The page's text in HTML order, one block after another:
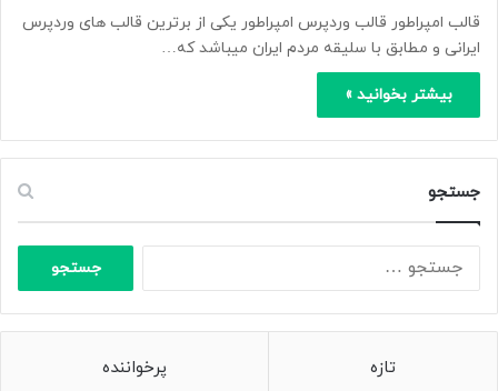
قالب امپراطور قالب وردپرس امپراطور یکی از برترین قالب های وردپرس
ایرانی و مطابق با سلیقه مردم ایران میباشد که…
بیشتر بخوانید »
جستجو
تازه پرخواننده